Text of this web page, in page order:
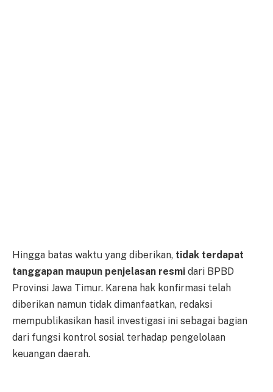
Hingga batas waktu yang diberikan, tidak terdapat
tanggapan maupun penjelasan resmi dari BPBD
Provinsi Jawa Timur. Karena hak konfirmasi telah
diberikan namun tidak dimanfaatkan, redaksi
mempublikasikan hasil investigasi ini sebagai bagian
dari fungsi kontrol sosial terhadap pengelolaan
keuangan daerah.